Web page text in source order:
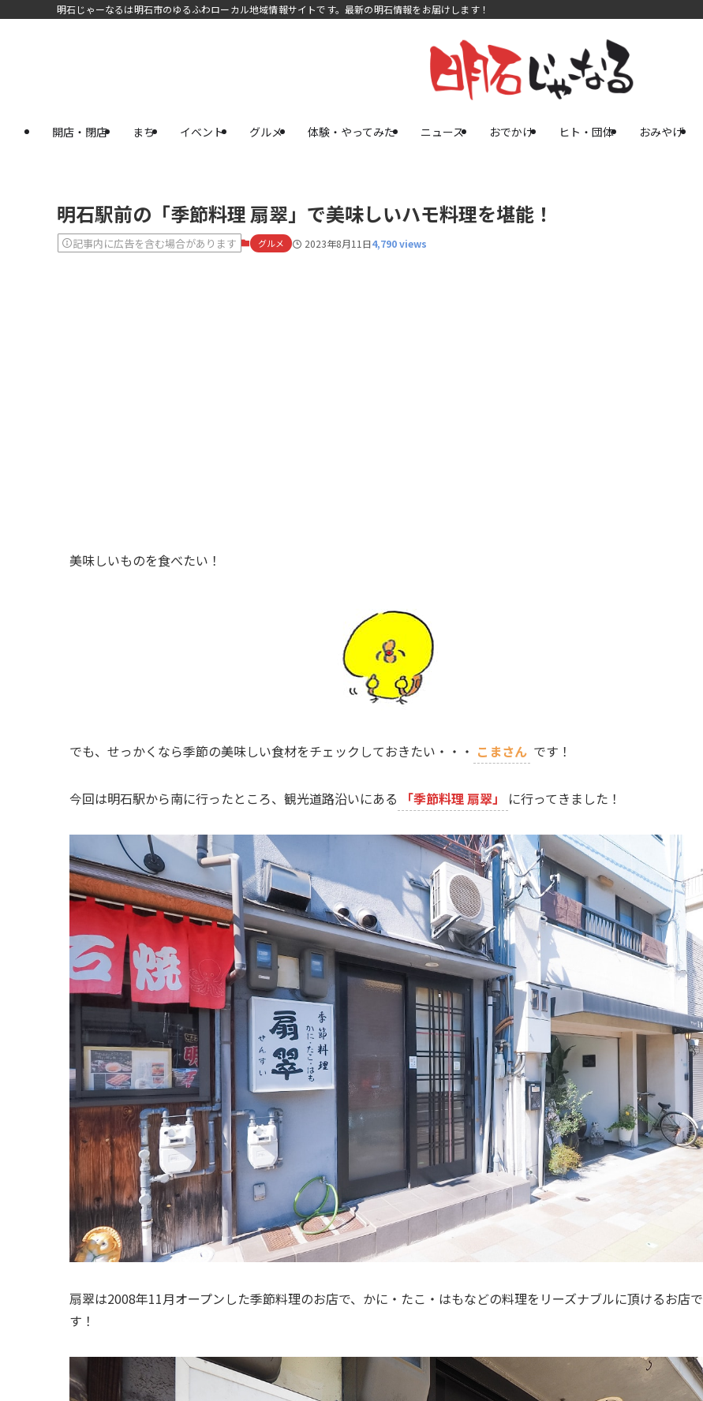
明石じゃーなるは明石市のゆるふわローカル地域情報サイトです。最新の明石情報をお届けします！
開店・閉店 まち イベント グルメ 体験・やってみた ニュース おでかけ ヒト・団体 おみやげ
明石駅前の「季節料理 扇翠」で美味しいハモ料理を堪能！
記事内に広告を含む場合があります グルメ 2023年8月11日4,790 views
美味しいものを食べたい！
でも、せっかくなら季節の美味しい食材をチェックしておきたい・・・ こまさん です！
今回は明石駅から南に行ったところ、観光道路沿いにある 「季節料理 扇翠」 に行ってきました！
扇翠は2008年11月オープンした季節料理のお店で、かに・たこ・はもなどの料理をリーズナブルに頂けるお店で
す！